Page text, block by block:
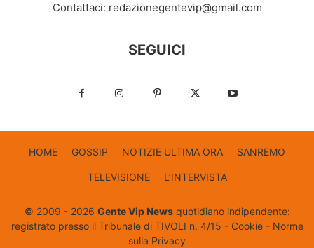
Contattaci: redazionegentevip@gmail.com
SEGUICI
HOME GOSSIP NOTIZIE ULTIMA ORA SANREMO
TELEVISIONE L’INTERVISTA
© 2009 - 2026 Gente Vip Newsquotidiano indipendente:
registrato presso il Tribunale di TIVOLI n. 4/15 - Cookie- Norme
sulla Privacy